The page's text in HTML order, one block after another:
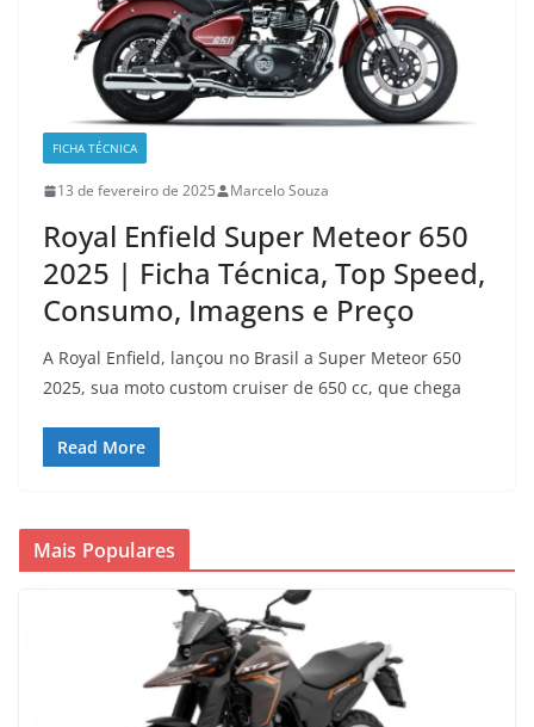
FICHA TÉCNICA
13 de fevereiro de 2025 Marcelo Souza
Royal Enfield Super Meteor 650
2025 | Ficha Técnica, Top Speed,
Consumo, Imagens e Preço
A Royal Enfield, lançou no Brasil a Super Meteor 650
2025, sua moto custom cruiser de 650 cc, que chega
Read More
Mais Populares